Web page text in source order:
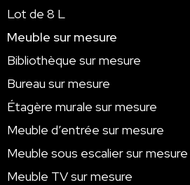
Lot de 8 L
Meuble sur mesure
Bibliothèque sur mesure
Bureau sur mesure
Étagère murale sur mesure
Meuble d’entrée sur mesure
Meuble sous escalier sur mesure
Meuble TV sur mesure